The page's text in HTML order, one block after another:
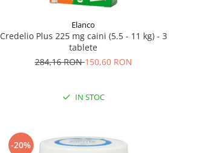
Elanco
Credelio Plus 225 mg caini (5.5 - 11 kg) - 3
tablete
284,16 RON150,60 RON
IN STOC
-20%